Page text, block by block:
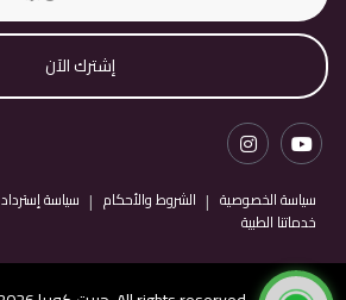
إشترك الآن
سياسة الخصوصية الشروط والأحكام سياسة
خدماتنا الطبية